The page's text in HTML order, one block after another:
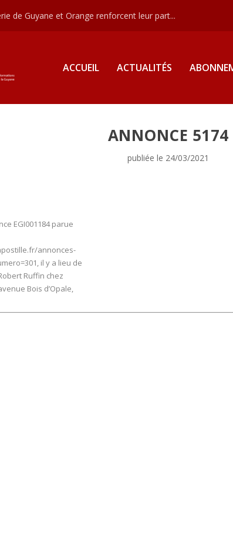
de Guyane et Orange renforcent leur part...
ACCUEIL ACTUALITÉS
ANNONCE 5174
publiée le 24/03/2021
EGI001184 parue
annonces-
il y a lieu de
Ruffin chez
Bois d’Opale,